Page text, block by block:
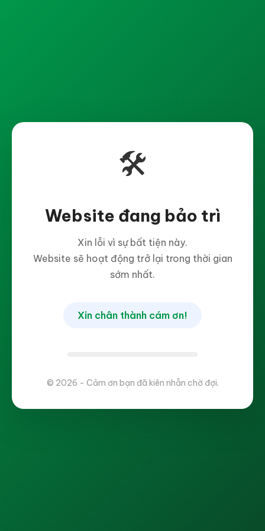
🛠️
Website đang bảo trì
Xin lỗi vì sự bất tiện này.
Website sẽ hoạt động trở lại trong thời gian
sớm nhất.
Xin chân thành cám ơn!
© 2026 - Cảm ơn bạn đã kiên nhẫn chờ đợi.